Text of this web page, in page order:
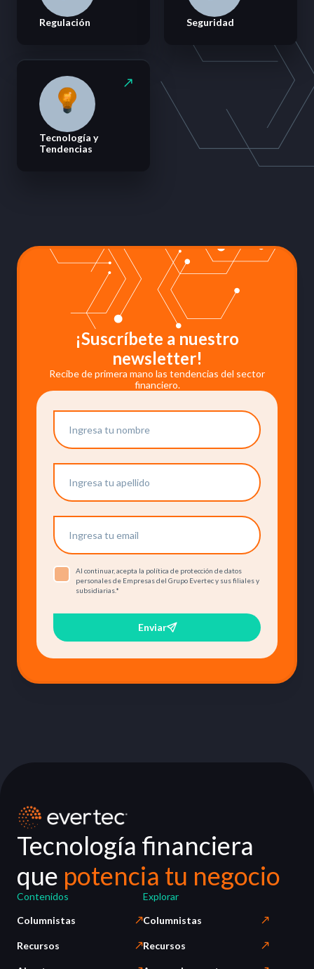
Regulación Seguridad
Tecnología y
Tendencias
¡Suscríbete a nuestro
newsletter!
Recibe de primera mano las tendencias del sector
financiero.
Al continuar, acepta la política de protección de datos
personales de Empresas del Grupo Evertec y sus filiales y
subsidiarias.*
Enviar
Tecnología financiera
que potencia tu negocio
Contenidos
Columnistas
Recursos
Explorar
Columnistas
Recursos